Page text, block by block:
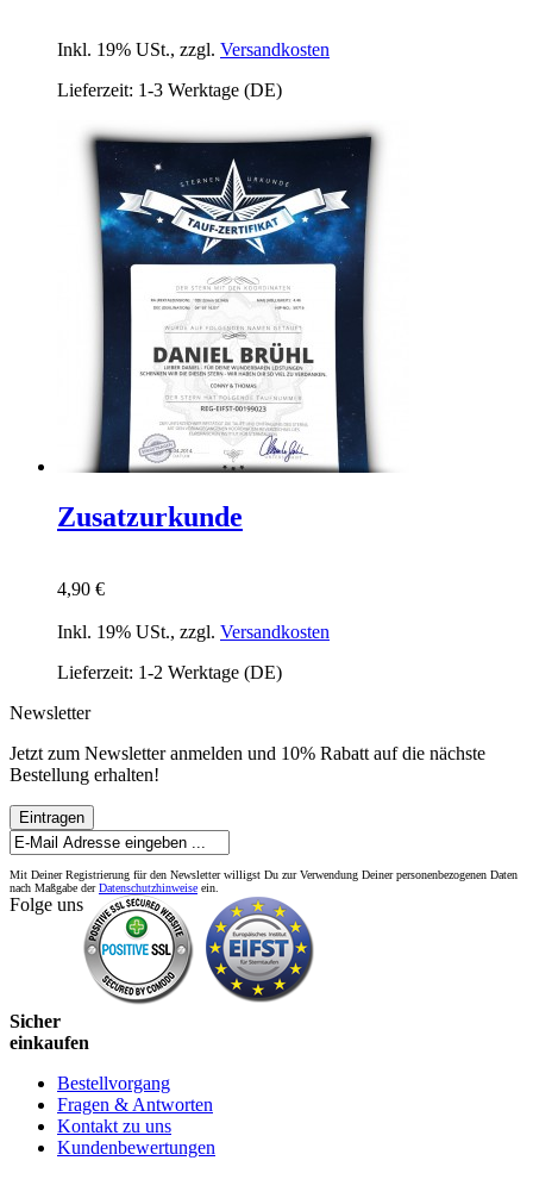
Inkl. 19% USt., zzgl. Versandkosten
Lieferzeit: 1-3 Werktage (DE)
Zusatzurkunde
4,90 €
Inkl. 19% USt., zzgl. Versandkosten
Lieferzeit: 1-2 Werktage (DE)
Newsletter
Jetzt zum Newsletter anmelden und 10% Rabatt auf die nächste
Bestellung erhalten!
Eintragen
Mit Deiner Registrierung für den Newsletter willigst Du zur Verwendung Deiner personenbezogenen Daten
nach Maßgabe derDatenschutzhinweise ein.
Folge uns
Sicher
einkaufen
Bestellvorgang
Fragen & Antworten
Kontakt zu uns
Kundenbewertungen